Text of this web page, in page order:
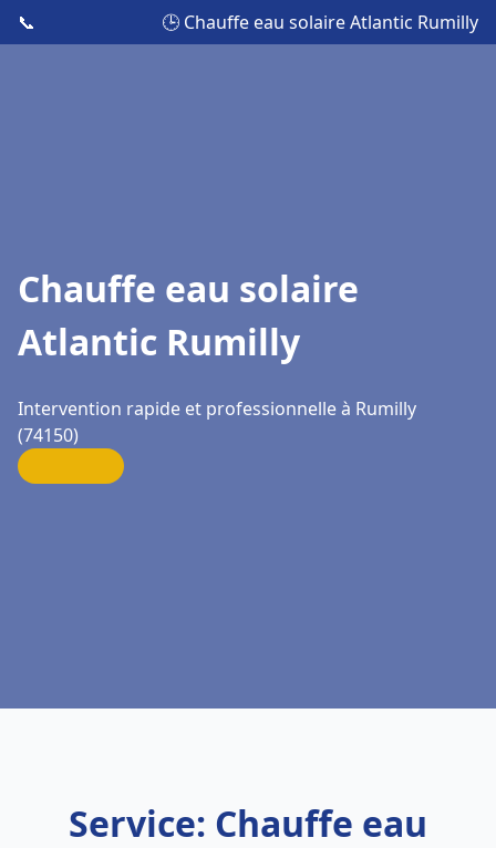
📞 🕒 Chauffe eau solaire Atlantic Rumilly
Chauffe eau solaire
Atlantic Rumilly
Intervention rapide et professionnelle à Rumilly
(74150)
Service: Chauffe eau